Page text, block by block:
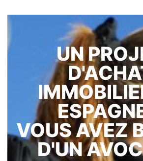
UN
VOUS AVEZ
D'UN